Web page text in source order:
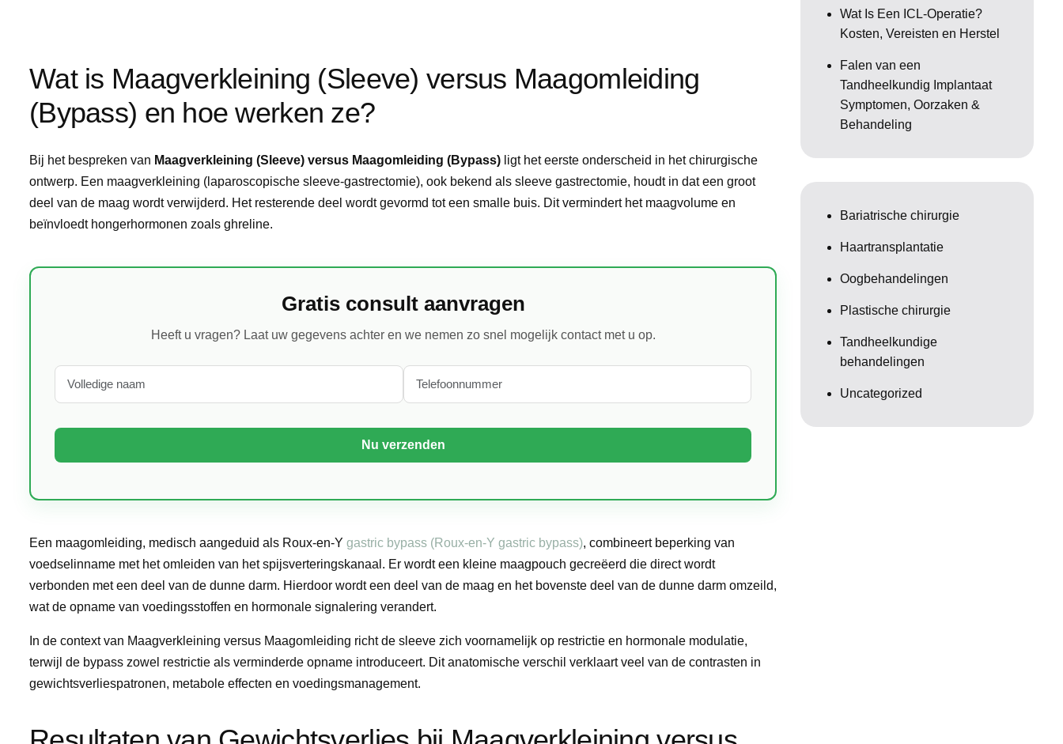
Wat is Maagverkleining (Sleeve) versus Maagomleiding
(Bypass) en hoe werken ze?
Bij het bespreken van Maagverkleining (Sleeve) versus Maagomleiding (Bypass) ligt het eerste onderscheid in het chirurgische
ontwerp. Een maagverkleining (laparoscopische sleeve-gastrectomie), ook bekend als sleeve gastrectomie, houdt in dat een groot
deel van de maag wordt verwijderd. Het resterende deel wordt gevormd tot een smalle buis. Dit vermindert het maagvolume en
beïnvloedt hongerhormonen zoals ghreline.
Gratis consult aanvragen
Heeft u vragen? Laat uw gegevens achter en we nemen zo snel mogelijk contact met u op.
Een maagomleiding, medisch aangeduid als Roux-en-Y gastric bypass (Roux-en-Y gastric bypass), combineert beperking van
voedselinname met het omleiden van het spijsverteringskanaal. Er wordt een kleine maagpouch gecreëerd die direct wordt
verbonden met een deel van de dunne darm. Hierdoor wordt een deel van de maag en het bovenste deel van de dunne darm omzeild,
wat de opname van voedingsstoffen en hormonale signalering verandert.
In de context van Maagverkleining versus Maagomleiding richt de sleeve zich voornamelijk op restrictie en hormonale modulatie,
terwijl de bypass zowel restrictie als verminderde opname introduceert. Dit anatomische verschil verklaart veel van de contrasten in
gewichtsverliespatronen, metabole effecten en voedingsmanagement.
Wat Is Een ICL-Operatie?
Kosten, Vereisten en Herstel
Falen van een
Tandheelkundig Implantaat
Symptomen, Oorzaken &
Behandeling
Bariatrische chirurgie
Haartransplantatie
Oogbehandelingen
Plastische chirurgie
Tandheelkundige
behandelingen
Uncategorized